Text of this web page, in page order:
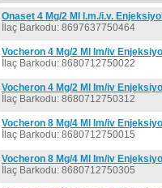
Onaset 4 Mg/2 Ml I.m./i.v.
İlaç Barkodu: 8697637750464
Vocheron 4 Mg/2 Ml Im/iv
İlaç Barkodu: 8680712750022
Vocheron 4 Mg/2 Ml Im/iv
İlaç Barkodu: 8680712750312
Vocheron 8 Mg/4 Ml Im/iv
İlaç Barkodu: 8680712750015
Vocheron 8 Mg/4 Ml Im/iv
İlaç Barkodu: 8680712750305